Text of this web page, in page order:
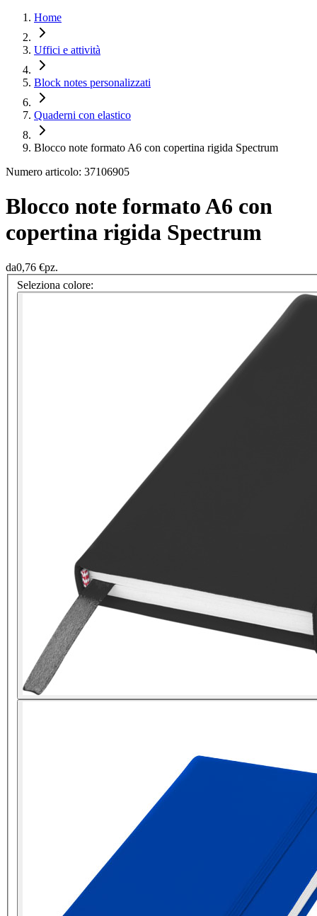
Home
Uffici e attività
Block notes personalizzati
Quaderni con elastico
Blocco note formato A6 con copertina rigida Spectrum
Numero articolo: 37106905
Blocco note formato A6 con
copertina rigida Spectrum
da0,76 €pz.
Seleziona colore: